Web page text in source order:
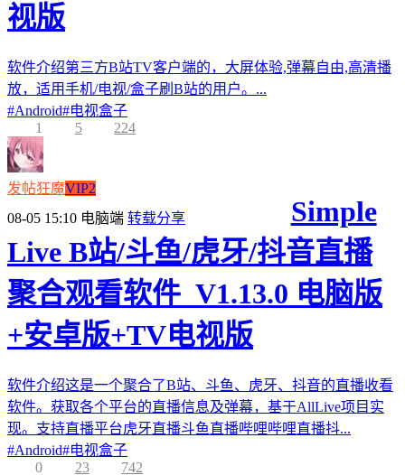
视版
软件介绍第三方B站TV客户端的，大屏体验,弹幕自由,高清播
放，适用手机/电视/盒子刷B站的用户。...
#Android#电视盒子
1
5 224
发帖狂魔VIP2
08-05 15:10 电脑端 转载分享
Simple
Live B站/斗鱼/虎牙/抖音直播
聚合观看软件_V1.13.0 电脑版
+安卓版+TV电视版
软件介绍这是一个聚合了B站、斗鱼、虎牙、抖音的直播收看
软件。获取各个平台的直播信息及弹幕，基于AllLive项目实
现。支持直播平台虎牙直播斗鱼直播哔哩哔哩直播抖...
#Android#电视盒子
0
23 742